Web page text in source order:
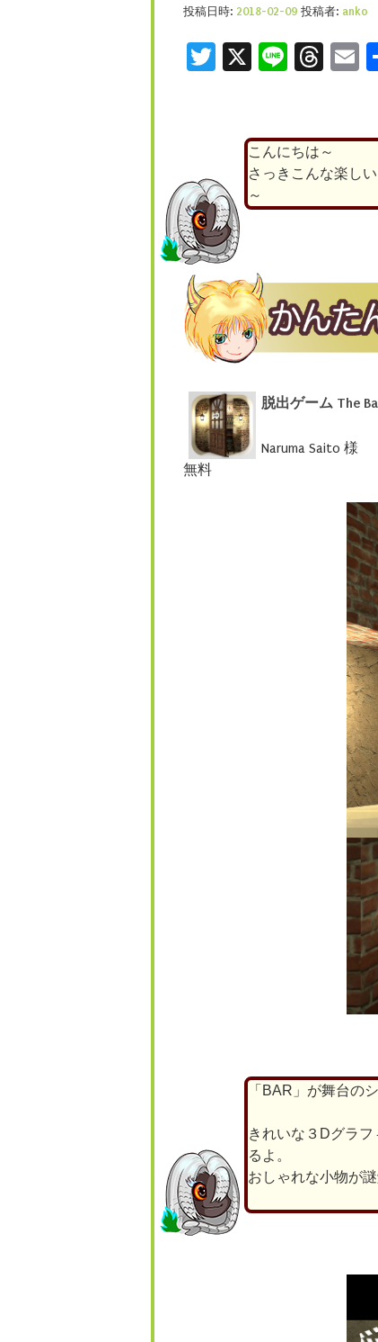
投稿日時: 2018-02-09 投稿者: anko
Twitter
X Line
こんにちは～
さっきこんな楽し
～
脱出ゲーム The
Naruma Saito 様
無料
「BAR」が舞台の
きれいな３Dグラ
るよ。
おしゃれな小物が